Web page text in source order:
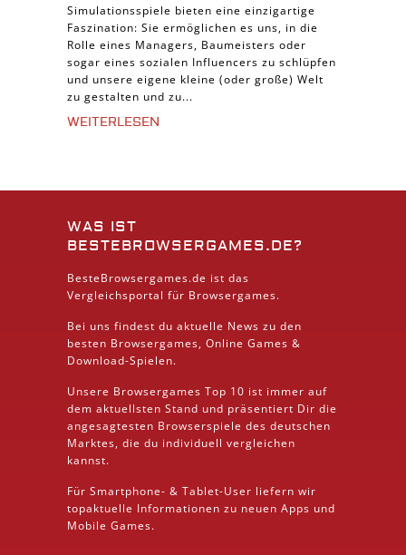
Simulationsspiele bieten eine einzigartige
Faszination: Sie ermöglichen es uns, in die
Rolle eines Managers, Baumeisters oder
sogar eines sozialen Influencers zu schlüpfen
und unsere eigene kleine (oder große) Welt
zu gestalten und zu...
WEITERLESEN
WAS IST
BESTEBROWSERGAMES.DE?
BesteBrowsergames.de ist das
Vergleichsportal für Browsergames.
Bei uns findest du aktuelle News zu den
besten Browsergames, Online Games &
Download-Spielen.
Unsere Browsergames Top 10 ist immer auf
dem aktuellsten Stand und präsentiert Dir die
angesagtesten Browserspiele des deutschen
Marktes, die du individuell vergleichen
kannst.
Für Smartphone- & Tablet-User liefern wir
topaktuelle Informationen zu neuen Apps und
Mobile Games.